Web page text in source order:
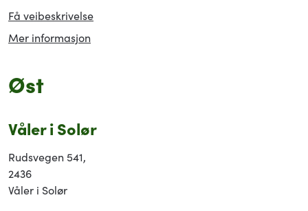
Få veibeskrivelse
Mer informasjon
Øst
Våler i Solør
Rudsvegen 541,
2436
Våler i Solør